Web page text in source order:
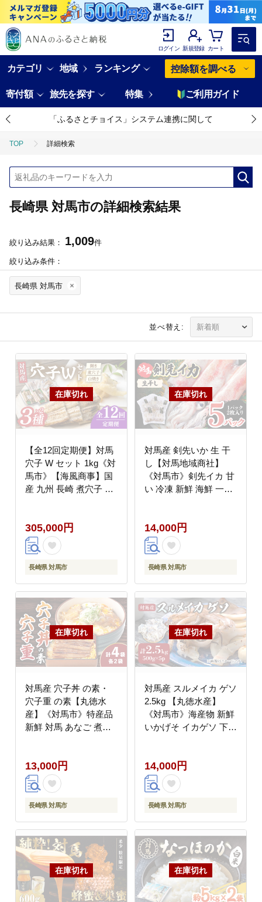
ログイン 新規登録 カート
カテゴリ 地域 ランキング 控除額を調べる
寄付額 旅先を探す 特集 ご利用ガイド
「ふるさとチョイス」システム連携に関して
TOP 詳細検索
長崎県 対馬市の詳細検索結果
絞り込み結果： 1,009件
絞り込み条件：
長崎県 対馬市
並べ替え:
【全12回定期便】対馬
穴子 W セット 1kg《対
馬市》【海風商事】国
産 九州 長崎 煮穴子 白
305,000円
長崎県 対馬市
対馬産 剣先いか 生 干
し【対馬地域商社】
《対馬市》剣先イカ 甘
い 冷凍 新鮮 海鮮 一夜
14,000円
長崎県 対馬市
対馬産 穴子丼 の素・
穴子重 の素【丸徳水
産】《対馬市》特産品
新鮮 対馬 あなご 煮付
[WAE010]
13,000円
長崎県 対馬市
対馬産 スルメイカ ゲソ
2.5kg 【丸徳水産】
《対馬市》海産物 新鮮
いかげそ イカゲソ 下足
[WAE009]
14,000円
長崎県 対馬市